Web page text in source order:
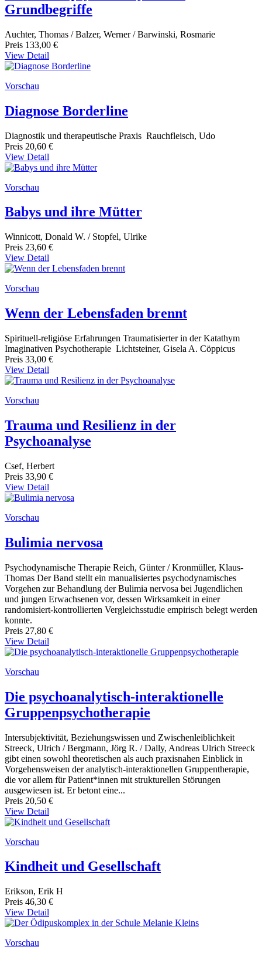
Grundbegriffe
Auchter, Thomas / Balzer, Werner / Barwinski, Rosmarie
Preis 133,00 €
View Detail
Vorschau
Diagnose Borderline
Diagnostik und therapeutische Praxis Rauchfleisch, Udo
Preis 20,60 €
View Detail
Vorschau
Babys und ihre Mütter
Winnicott, Donald W. / Stopfel, Ulrike
Preis 23,60 €
View Detail
Vorschau
Wenn der Lebensfaden brennt
Spirituell-religiöse Erfahrungen Traumatisierter in der Katathym
Imaginativen Psychotherapie Lichtsteiner, Gisela A. Cöppicus
Preis 33,00 €
View Detail
Vorschau
Trauma und Resilienz in der
Psychoanalyse
Csef, Herbert
Preis 33,90 €
View Detail
Vorschau
Bulimia nervosa
Psychodynamische Therapie Reich, Günter / Kronmüller, Klaus-
Thomas Der Band stellt ein manualisiertes psychodynamisches
Vorgehen zur Behandlung der Bulimia nervosa bei Jugendlichen
und jungen Erwachsenen vor, dessen Wirksamkeit in einer
randomisiert-kontrollierten Vergleichsstudie empirisch belegt werden
konnte.
Preis 27,80 €
View Detail
Vorschau
Die psychoanalytisch-interaktionelle
Gruppenpsychotherapie
Intersubjektivität, Beziehungswissen und Zwischenleiblichkeit
Streeck, Ulrich / Bergmann, Jörg R. / Dally, Andreas Ulrich Streeck
gibt einen sowohl theoretischen als auch praxisnahen Einblick in
Vorgehensweisen der analytisch-interaktionellen Gruppentherapie,
die vor allem für Patient*innen mit strukturellen Störungen
ausgewiesen ist. Er betont eine...
Preis 20,50 €
View Detail
Vorschau
Kindheit und Gesellschaft
Erikson, Erik H
Preis 46,30 €
View Detail
Vorschau